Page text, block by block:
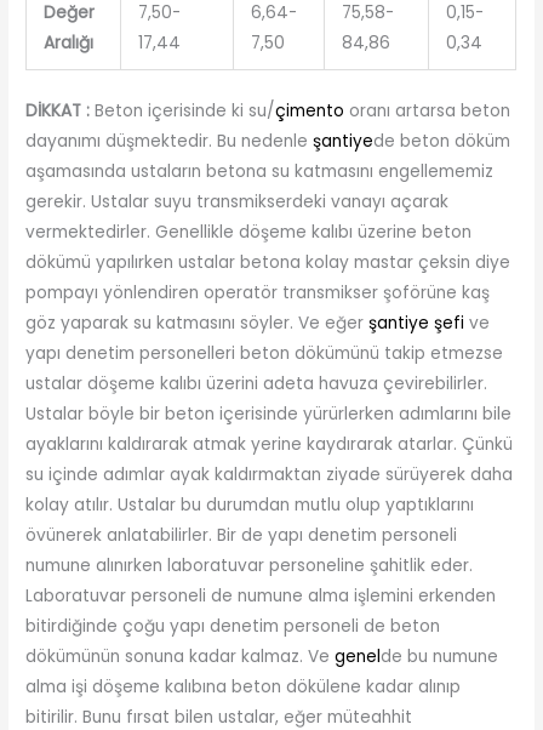
Değer
Aralığı
7,50-
17,44
6,64-
7,50
75,58-
84,86
0,15-
0,34
DİKKAT : Beton içerisinde ki su/çimento oranı artarsa beton
dayanımı düşmektedir. Bu nedenleşantiyede beton döküm
aşamasında ustaların betona su katmasını engellememiz
gerekir. Ustalar suyu transmikserdeki vanayı açarak
vermektedirler. Genellikle döşeme kalıbı üzerine beton
dökümü yapılırken ustalar betona kolay mastar çeksin diye
pompayı yönlendiren operatör transmikser şoförüne kaş
göz yaparak su katmasını söyler. Ve eğerşantiye şefi ve
yapı denetim personelleri beton dökümünü takip etmezse
ustalar döşeme kalıbı üzerini adeta havuza çevirebilirler.
Ustalar böyle bir beton içerisinde yürürlerken adımlarını bile
ayaklarını kaldırarak atmak yerine kaydırarak atarlar. Çünkü
su içinde adımlar ayak kaldırmaktan ziyade sürüyerek daha
kolay atılır. Ustalar bu durumdan mutlu olup yaptıklarını
övünerek anlatabilirler. Bir de yapı denetim personeli
numune alınırken laboratuvar personeline şahitlik eder.
Laboratuvar personeli de numune alma işlemini erkenden
bitirdiğinde çoğu yapı denetim personeli de beton
dökümünün sonuna kadar kalmaz. Vegenelde bu numune
alma işi döşeme kalıbına beton dökülene kadar alınıp
bitirilir. Bunu fırsat bilen ustalar, eğer müteahhit